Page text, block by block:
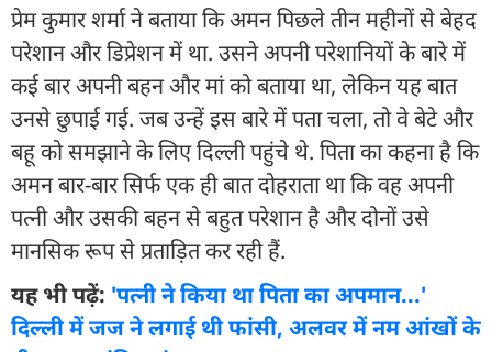
प्रेम कुमार शर्मा ने बताया कि अमन पिछले तीन महीनों से बेहद
परेशान और डिप्रेशन में था. उसने अपनी परेशानियों के बारे में
कई बार अपनी बहन और मां को बताया था, लेकिन यह बात
उनसे छुपाई गई. जब उन्हें इस बारे में पता चला, तो वे बेटे और
बहू को समझाने के लिए दिल्ली पहुंचे थे. पिता का कहना है कि
अमन बार-बार सिर्फ एक ही बात दोहराता था कि वह अपनी
पत्नी और उसकी बहन से बहुत परेशान है और दोनों उसे
मानसिक रूप से प्रताड़ित कर रही हैं.
यह भी पढ़ें: 'पत्नी ने किया था पिता का अपमान...'
दिल्ली में जज ने लगाई थी फांसी, अलवर में नम आंखों के